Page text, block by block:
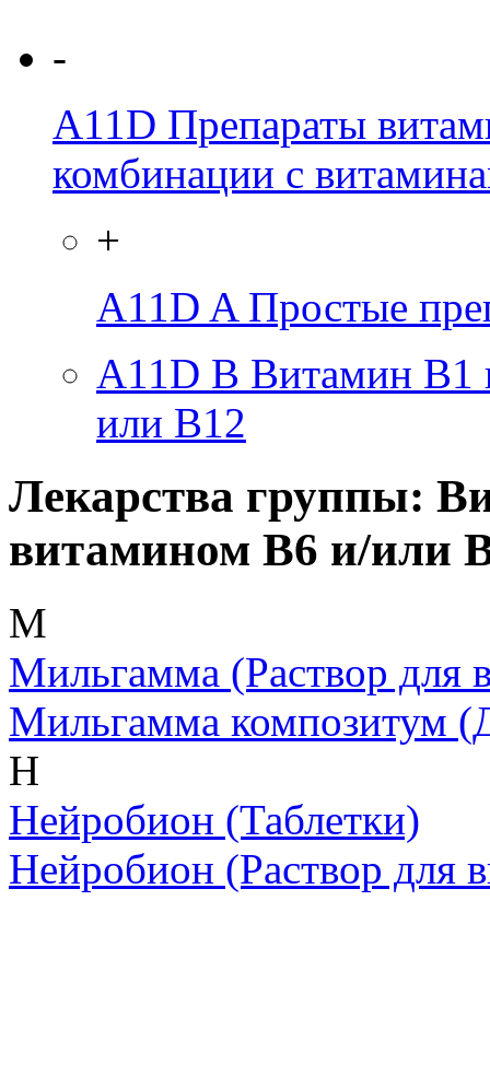
-
A11D Препараты
комбинации с
+
A11D A Простые
A11D B Витамин В1
или В12
Лекарства группы:
витамином В6 и/или
М
Мильгамма (Раствор для
Мильгамма композитум
Н
Нейробион (Таблетки)
Нейробион (Раствор для